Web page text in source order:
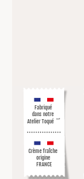
Fabriqué
dans notre
Atelier Toqué ™*
Crème fraîche
origine
FRANCE